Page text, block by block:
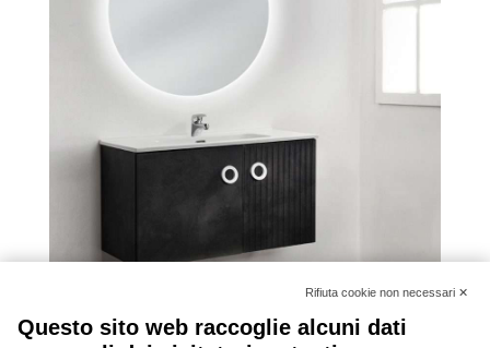
Modello Octopus